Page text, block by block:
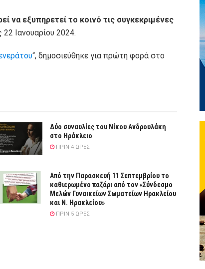
να εξυπηρετεί το κοινό τις συγκεκριμένες
Ιανουαρίου 2024.
“, δημοσιεύθηκε για πρώτη φορά στο
Δύο συναυλίες του Νίκου Ανδρουλάκη
στο Ηράκλειο
ΠΡΙΝ 4 ΏΡΕΣ
Από την Παρασκευή 11 Σεπτεμβρίου το
καθιερωμένο παζάρι από τον «Σύνδεσμο
Μελών Γυναικείων Σωματείων Ηρακλείου
και Ν. Ηρακλείου»
ΠΡΙΝ 5 ΏΡΕΣ